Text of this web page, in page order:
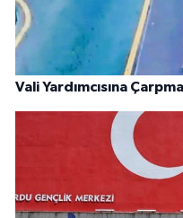
Vali Yardımcısına